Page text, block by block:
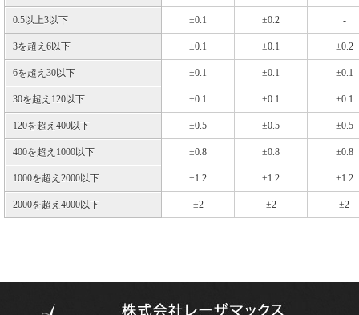
0.5以上3以下 ±0.1 ±0.2 -
3を超え6以下 ±0.1 ±0.1 ±0.2
6を超え30以下 ±0.1 ±0.1 ±0.1
30を超え120以下 ±0.1 ±0.1 ±0.1
120を超え400以下 ±0.5 ±0.5 ±0.5
400を超え1000以下 ±0.8 ±0.8 ±0.8
1000を超え2000以下 ±1.2 ±1.2 ±1.2
2000を超え4000以下 ±2 ±2 ±2